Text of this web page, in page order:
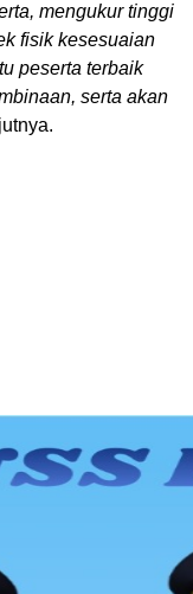
mengukur tinggi
fisik kesesuaian
peserta terbaik
serta akan